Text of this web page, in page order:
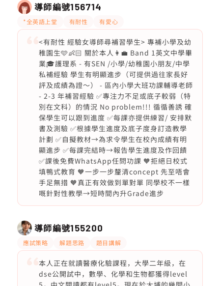
導師編號156714
*全英語上堂 有耐性 有愛心
<有耐性 經驗女導師尋補習學生> 專補小學及幼
稚園生🩵👶🏻 關於本人👩‍💼 Band 1英文中學畢
業🎓護理系 - 有SEN /小學/幼稚園小朋友/中學
私補經驗 學生有明顯進步（可提供過往家長好
評及成績為證～） - 區內小學大班功課輔導老師
- 2-3 年補習經驗 ✅專注力不足或底子較弱（特
別在文科）的情況 No problem!!! 循循善誘 確
保學生可以跟到進度 ✅每課亦提供練習/ 安排默
書及測驗 ✅根據學生進度及底子度身訂造教學
計劃 ✅自擬教材→為求令學生在校內成績有明
顯進步 ✅每課完結時→報告學生進度及作回饋
✅課後免費WhatsApp任問功課 🧡拒絕日校式
填鴨式教育 🧡一步一步釐清concept 先至唔會
手足無措 🧡真正有效做到單對單 同學校不一樣
嘅針對性教學→短時間內升Grade進步
導師編號155200
應試策略 解題思路 題目講解
本人正在就讀醫療化驗課程，大學二年級，在
dse公開試中，數學、化學和生物都獲得level